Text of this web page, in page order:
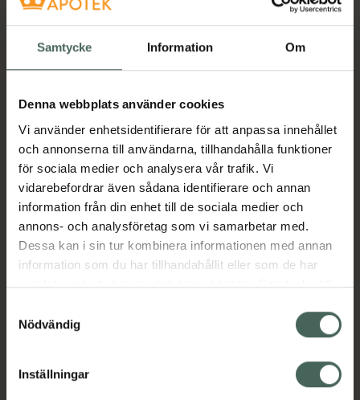
Samtycke Information Om
Denna webbplats använder cookies
Vi använder enhetsidentifierare för att anpassa innehållet
och annonserna till användarna, tillhandahålla funktioner
för sociala medier och analysera vår trafik. Vi
vidarebefordrar även sådana identifierare och annan
information från din enhet till de sociala medier och
annons- och analysföretag som vi samarbetar med.
Dessa kan i sin tur kombinera informationen med annan
information som du har tillhandahållit eller som de har
samlat in när du har använt deras tjänster. Samtycke till
återkalla ditt samtycke via webbplatsens
cookieinställningar. Ett återkallat samtycke påverkar inte
lagligheten av behandling som skett innan återkallelsen.
Nödvändig
Inställningar
Köp via ditt recept
Aktuella erbjudanden
Beskrivning Dölj
Läs alltid bipacksedeln innan
användning.
EAN:08718309123543
Bipacksedel från FASS Visa